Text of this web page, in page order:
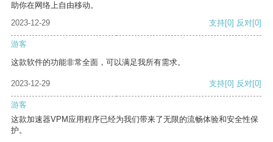
助你在网络上自由移动。
2023-12-29
支持[0] 反对[0]
游客
这款软件的功能非常全面，可以满足我所有需求。
2023-12-29 支持[0] 反对[0]
游客
这款加速器VPM应用程序已经为我们带来了无限的流畅体验和安全性保
护。